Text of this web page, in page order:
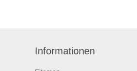
Informationen